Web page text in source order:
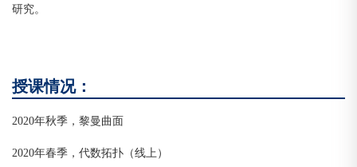
研究。
授课情况：
2020年秋季，黎曼曲面
2020年春季，代数拓扑（线上）